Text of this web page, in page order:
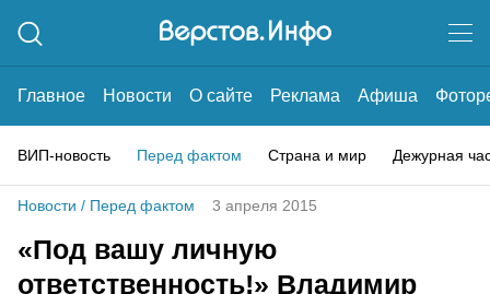
Главное Новости О сайте Реклама Афиша
ВИП-новость Перед фактом Страна и мир Дежурная
Новости / Перед фактом 3 апреля 2015
«Под вашу личную
ответственность!» Владимир